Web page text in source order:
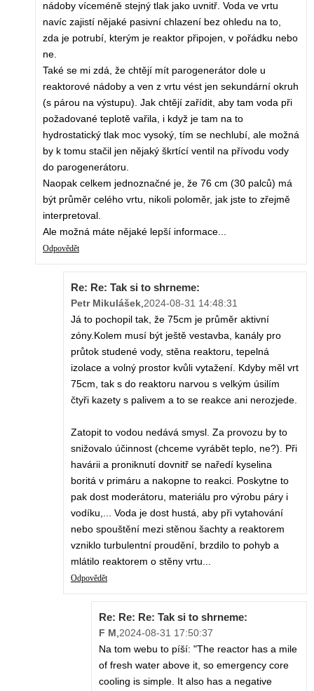
nádoby víceméně stejný tlak jako uvnitř. Voda ve vrtu
navíc zajistí nějaké pasivní chlazení bez ohledu na to,
zda je potrubí, kterým je reaktor připojen, v pořádku nebo
ne.
Také se mi zdá, že chtějí mít parogenerátor dole u
reaktorové nádoby a ven z vrtu vést jen sekundární okruh
(s párou na výstupu). Jak chtějí zařídit, aby tam voda při
požadované teplotě vařila, i když je tam na to
hydrostatický tlak moc vysoký, tím se nechlubí, ale možná
by k tomu stačil jen nějaký škrtící ventil na přívodu vody
do parogenerátoru.
Naopak celkem jednoznačné je, že 76 cm (30 palců) má
být průměr celého vrtu, nikoli poloměr, jak jste to zřejmě
interpretoval.
Ale možná máte nějaké lepší informace...
Odpovědět
Re: Re: Tak si to shrneme:
Petr Mikulášek 2024-08-31 14:48:31
Já to pochopil tak, že 75cm je průměr aktivní
zóny.Kolem musí být ještě vestavba, kanály pro
průtok studené vody, stěna reaktoru, tepelná
izolace a volný prostor kvůli vytažení. Kdyby měl vrt
75cm, tak s do reaktoru narvou s velkým úsilím
čtyři kazety s palivem a to se reakce ani nerozjede.
Zatopit to vodou nedává smysl. Za provozu by to
snižovalo účinnost (chceme vyrábět teplo, ne?). Při
havárii a proniknutí dovnitř se naředí kyselina
boritá v primáru a nakopne to reakci. Poskytne to
pak dost moderátoru, materiálu pro výrobu páry i
vodíku,... Voda je dost hustá, aby při vytahování
nebo spouštění mezi stěnou šachty a reaktorem
vzniklo turbulentní proudění, brzdilo to pohyb a
mlátilo reaktorem o stěny vrtu...
Odpovědět
Re: Re: Re: Tak si to shrneme:
F M 2024-08-31 17:50:37
Na tom webu to píší: "The reactor has a mile
of fresh water above it, so emergency core
cooling is simple. It also has a negative